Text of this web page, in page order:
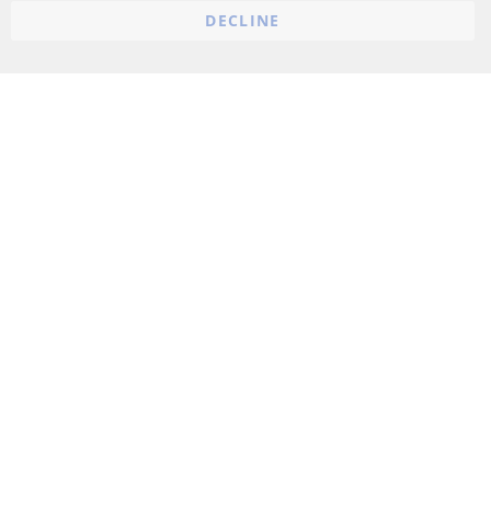
DECLINE